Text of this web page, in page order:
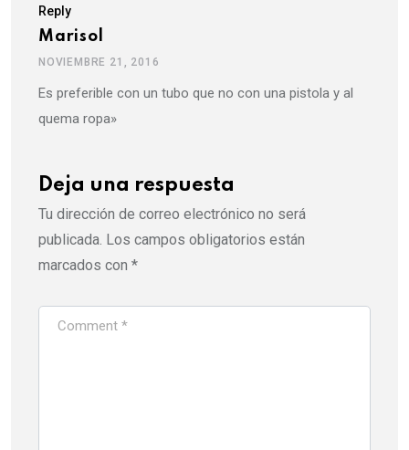
Reply
Marisol
NOVIEMBRE 21, 2016
Es preferible con un tubo que no con una pistola y al
quema ropa»
Deja una respuesta
Tu dirección de correo electrónico no será
publicada. Los campos obligatorios están
marcados con *